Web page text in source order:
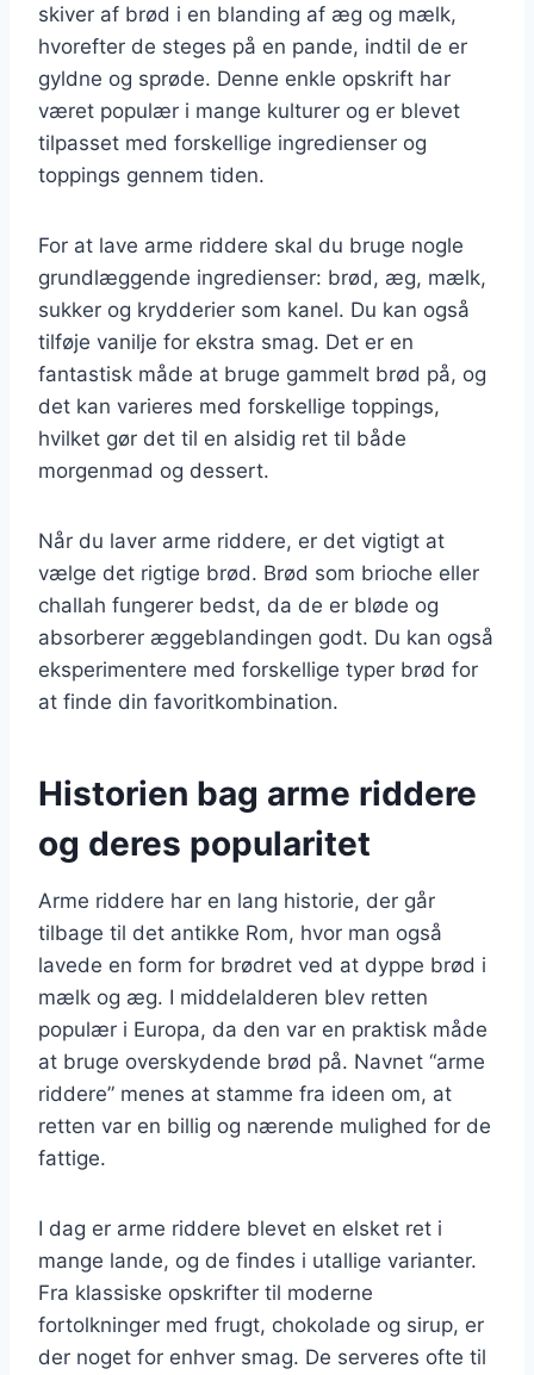
skiver af brød i en blanding af æg og mælk,
hvorefter de steges på en pande, indtil de er
gyldne og sprøde. Denne enkle opskrift har
været populær i mange kulturer og er blevet
tilpasset med forskellige ingredienser og
toppings gennem tiden.
For at lave arme riddere skal du bruge nogle
grundlæggende ingredienser: brød, æg, mælk,
sukker og krydderier som kanel. Du kan også
tilføje vanilje for ekstra smag. Det er en
fantastisk måde at bruge gammelt brød på, og
det kan varieres med forskellige toppings,
hvilket gør det til en alsidig ret til både
morgenmad og dessert.
Når du laver arme riddere, er det vigtigt at
vælge det rigtige brød. Brød som brioche eller
challah fungerer bedst, da de er bløde og
absorberer æggeblandingen godt. Du kan også
eksperimentere med forskellige typer brød for
at finde din favoritkombination.
Historien bag arme riddere
og deres popularitet
Arme riddere har en lang historie, der går
tilbage til det antikke Rom, hvor man også
lavede en form for brødret ved at dyppe brød i
mælk og æg. I middelalderen blev retten
populær i Europa, da den var en praktisk måde
at bruge overskydende brød på. Navnet “arme
riddere” menes at stamme fra ideen om, at
retten var en billig og nærende mulighed for de
fattige.
I dag er arme riddere blevet en elsket ret i
mange lande, og de findes i utallige varianter.
Fra klassiske opskrifter til moderne
fortolkninger med frugt, chokolade og sirup, er
der noget for enhver smag. De serveres ofte til